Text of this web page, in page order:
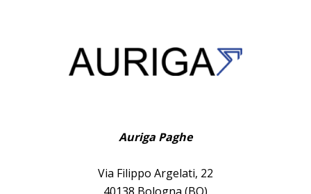
Auriga Paghe
Via Filippo Argelati, 22